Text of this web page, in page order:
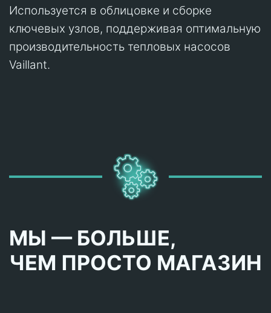
Используется в облицовке и сборке
ключевых узлов, поддерживая оптимальную
производительность тепловых насосов
Vaillant.
МЫ — БОЛЬШЕ,
ЧЕМ ПРОСТО МАГАЗИН